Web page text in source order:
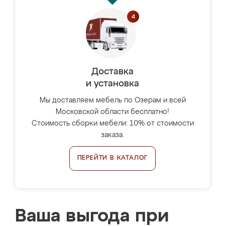
Доставка
и установка
Мы доставляем мебель по Озерам и всей
Московской области бесплатно!
Стоимость сборки мебели: 10% от стоимости
заказа.
ПЕРЕЙТИ В КАТАЛОГ
Ваша выгода при